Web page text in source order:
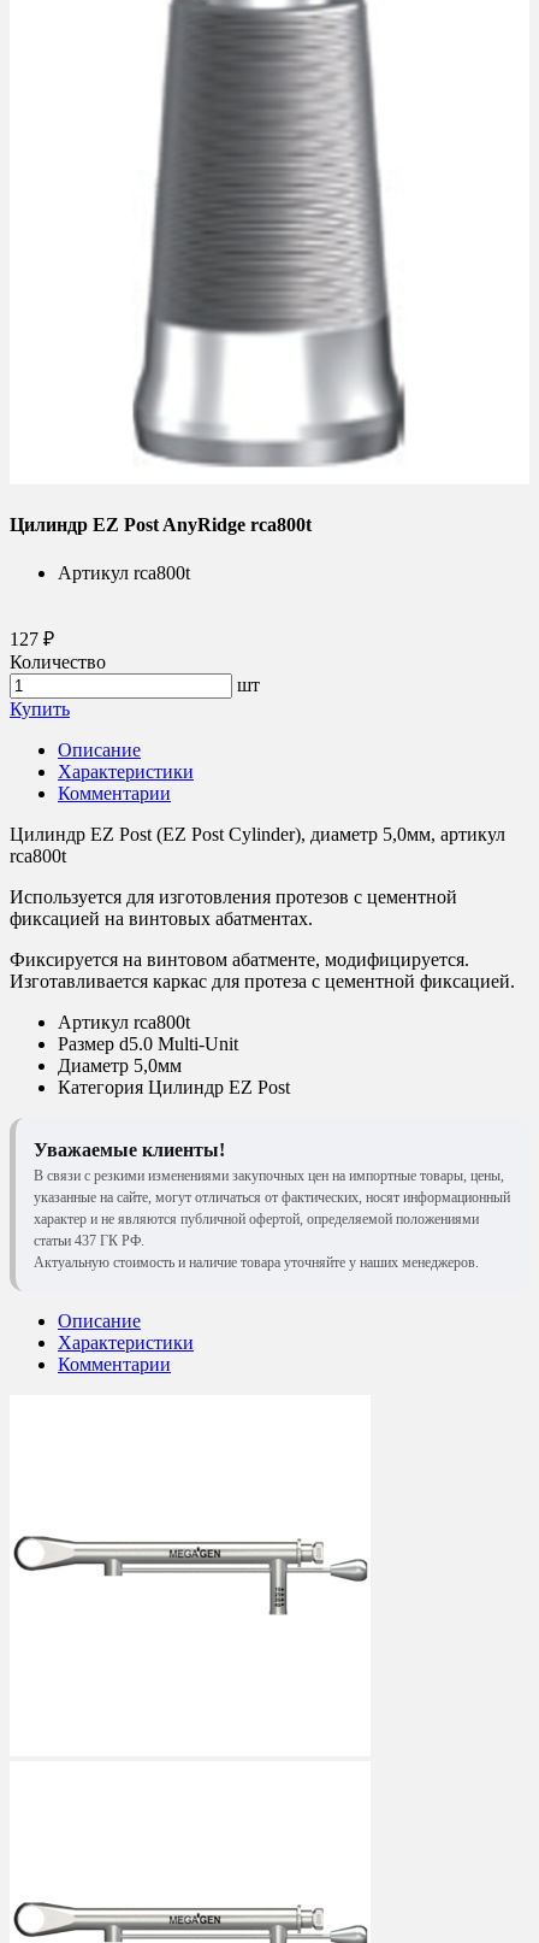
Цилиндр EZ Post AnyRidge rca800t
Артикул rca800t
127 ₽
Количество
шт
Купить
Описание
Характеристики
Комментарии
Цилиндр EZ Post (EZ Post Cylinder), диаметр 5,0мм, артикул
rca800t
Используется для изготовления протезов с цементной
фиксацией на винтовых абатментах.
Фиксируется на винтовом абатменте, модифицируется.
Изготавливается каркас для протеза с цементной фиксацией.
Артикул rca800t
Размер d5.0 Multi-Unit
Диаметр 5,0мм
Категория Цилиндр EZ Post
Уважаемые клиенты!
В связи с резкими изменениями закупочных цен на импортные товары, цены,
указанные на сайте, могут отличаться от фактических, носят информационный
характер и не являются публичной офертой, определяемой положениями
статьи 437 ГК РФ.
Актуальную стоимость и наличие товара уточняйте у наших менеджеров.
Описание
Характеристики
Комментарии